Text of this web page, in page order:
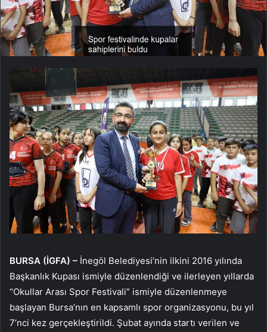
BURSA (İGFA) – İnegöl Belediyesi’nin ilkini 2016 yılında
Başkanlık Kupası ismiyle düzenlendiği ve ilerleyen yıllarda
“Okullar Arası Spor Festivali” ismiyle düzenlenmeye
başlayan Bursa’nın en kapsamlı spor organizasyonu, bu yıl
7’nci kez gerçekleştirildi. Şubat ayında startı verilen ve